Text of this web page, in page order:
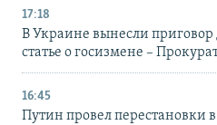
17:18
В Украине вынесли
статье о госизмене –
16:45
Путин провел перестановки в